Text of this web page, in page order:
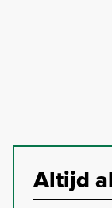
Altijd